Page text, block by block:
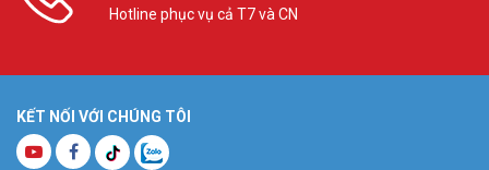
Hotline phục vụ cả T7 và CN
KẾT NỐI VỚI CHÚNG TÔI